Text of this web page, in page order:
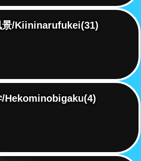
景/Kiininarufukei(31)
/Hekominobigaku(4)